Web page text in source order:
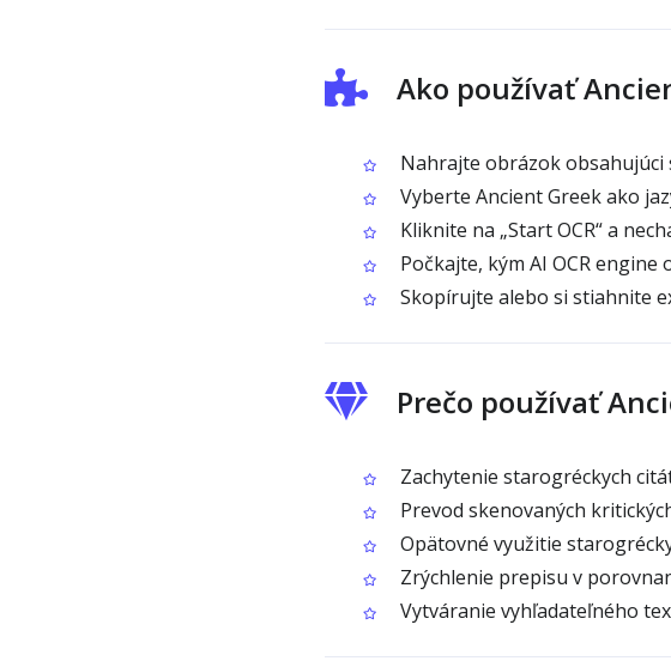
Ako používať
Nahrajte obrázok obsahujúci
Vyberte Ancient Greek ako
Kliknite na „Start OCR“ a
Počkajte, kým AI OCR engine
Skopírujte alebo si stiahnite
Prečo používať
Zachytenie starogréckych
Prevod skenovaných
Opätovné využitie
Zrýchlenie prepisu v
Vytváranie vyhľadateľného